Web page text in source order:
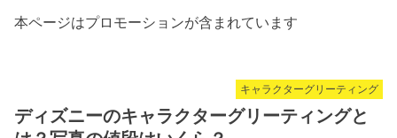
本ページはプロモーションが含まれています
キャラクターグリーティング
ディズニーのキャラクターグリーティングと